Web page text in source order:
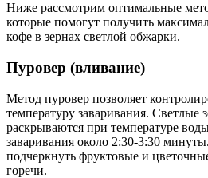
Ниже рассмотрим оптимальные
которые помогут получить
кофе в зернах светлой обжарки.
Пуровер (вливание)
Метод пуровер позволяет
температуру заваривания. Светлые
раскрываются при температуре
заваривания около 2:30-3:30
подчеркнуть фруктовые и
горечи.